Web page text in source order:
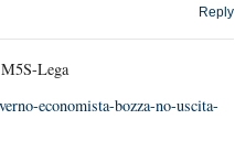
Reply
Lega
economista-bozza-no-uscita-